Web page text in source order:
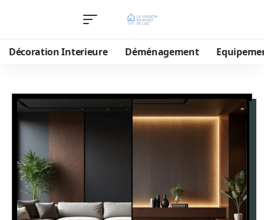
Décoration Interieure Déménagement